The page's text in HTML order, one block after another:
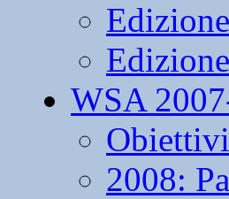
WSA
2008: